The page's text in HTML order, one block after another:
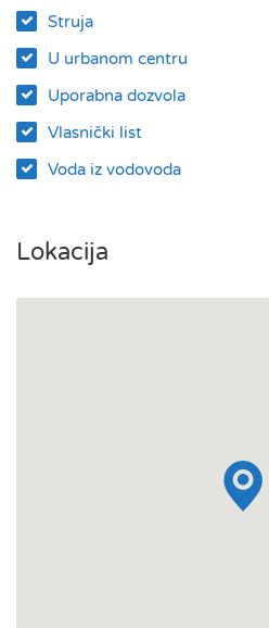
Struja
U urbanom centru
Uporabna dozvola
Vlasnički list
Voda iz vodovoda
Lokacija